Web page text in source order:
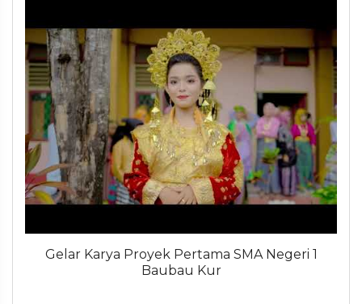
Gelar Karya Proyek Pertama SMA Negeri 1
Baubau Kur